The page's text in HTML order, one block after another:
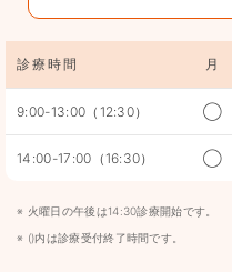
診療時間 月
9:00-13:00（12:30） ◯
14:00-17:00（16:30） ◯
※ 火曜日の午後は14:30診療開始です。
※ ()内は診療受付終了時間です。